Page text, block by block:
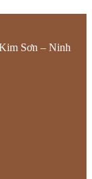
Sơn – Ninh